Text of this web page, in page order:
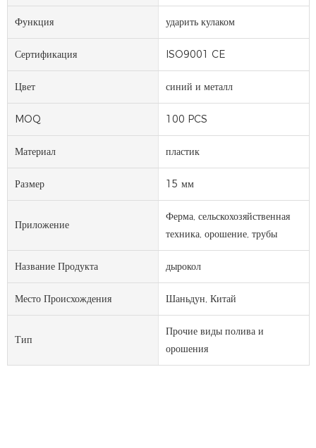
Функция ударить кулаком
Сертификация ISO9001 CE
Цвет синий и металл
MOQ 100 PCS
Материал пластик
Размер 15 мм
Приложение
Ферма, сельскохозяйственная
техника, орошение, трубы
Название Продукта дырокол
Место Происхождения Шаньдун, Китай
Тип
Прочие виды полива и
орошения